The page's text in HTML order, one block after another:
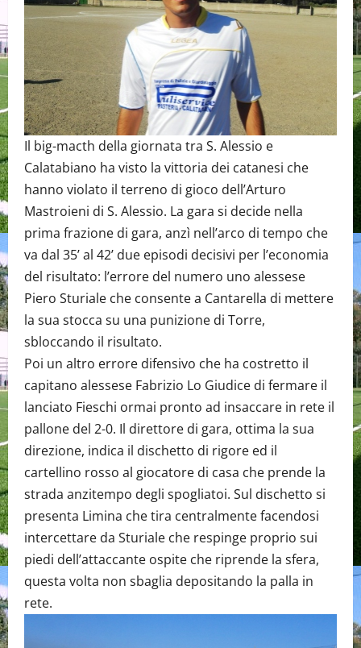
Il big-macth della giornata tra S. Alessio e
Calatabiano ha visto la vittoria dei catanesi che
hanno violato il terreno di gioco dell’Arturo
Mastroieni di S. Alessio. La gara si decide nella
prima frazione di gara, anzì nell’arco di tempo che
va dal 35’ al 42’ due episodi decisivi per l’economia
del risultato: l’errore del numero uno alessese
Piero Sturiale che consente a Cantarella di mettere
la sua stocca su una punizione di Torre,
sbloccando il risultato.
Poi un altro errore difensivo che ha costretto il
capitano alessese Fabrizio Lo Giudice di fermare il
lanciato Fieschi ormai pronto ad insaccare in rete il
pallone del 2-0. Il direttore di gara, ottima la sua
direzione, indica il dischetto di rigore ed il
cartellino rosso al giocatore di casa che prende la
strada anzitempo degli spogliatoi. Sul dischetto si
presenta Limina che tira centralmente facendosi
intercettare da Sturiale che respinge proprio sui
piedi dell’attaccante ospite che riprende la sfera,
questa volta non sbaglia depositando la palla in
rete.